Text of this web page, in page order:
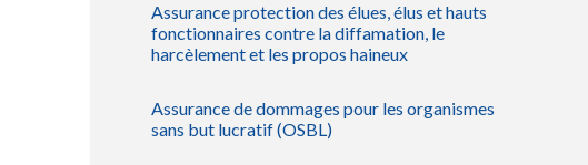
Assurance protection des élues, élus et hauts
fonctionnaires contre la diffamation, le
harcèlement et les propos haineux
Assurance de dommages pour les organismes
sans but lucratif (OSBL)